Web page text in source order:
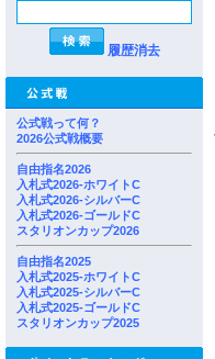
履歴消去
公式戦って何？
2026公式戦概要
自由指名2026
入札式2026-ホワイトC
入札式2026-シルバーC
入札式2026-ゴールドC
スタリオンカップ2026
自由指名2025
入札式2025-ホワイトC
入札式2025-シルバーC
入札式2025-ゴールドC
スタリオンカップ2025